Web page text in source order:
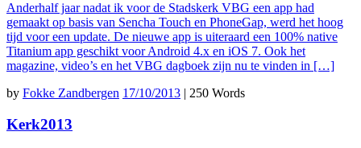
Anderhalf jaar nadat ik voor de Stadskerk VBG een app had
gemaakt op basis van Sencha Touch en PhoneGap, werd het hoog
tijd voor een update. De nieuwe app is uiteraard een 100% native
Titanium app geschikt voor Android 4.x en iOS 7. Ook het
magazine, video’s en het VBG dagboek zijn nu te vinden in […]
by Fokke Zandbergen 17/10/2013 | 250 Words
Kerk2013